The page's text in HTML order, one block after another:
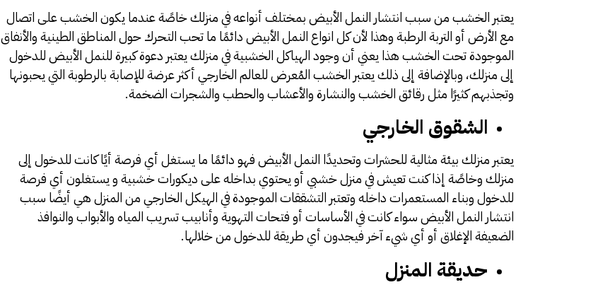
يعتبر الخشب من سبب انتشار النمل الأبيض بمختلف أنواعه في منزلك خاصًة عندما يكون الخشب على اتصال
مع الأرض أو التربة الرطبة وهذا لأن كل انواع النمل الأبيض دائمًا ما تحب التحرك حول المناطق الطينية والأنفاق
الموجودة تحت الخشب هذا يعني أن وجود الهياكل الخشبية في منزلك يعتبر دعوة كبيرة للنمل الأبيض للدخول
إلى منزلك، وبالإضافة إلى ذلك يعتبر الخشب المُعرض للعالم الخارجي أكثر عرضة للإصابة بالرطوبة التي يحبونها
وتجذبهم كثيرًا مثل رقائق الخشب والنشارة والأعشاب والحطب والشجرات الضخمة.
الشقوق الخارجي
يعتبر منزلك بيئة مثالية للحشرات وتحديدًا النمل الأبيض فهو دائمًا ما يستغل أي فرصة أيًا كانت للدخول إلى
منزلك وخاصًة إذا كنت تعيش في منزل خشبي أو يحتوي بداخله على ديكورات خشبية و يستغلون أي فرصة
للدخول وبناء المستعمرات داخله وتعتبر التشققات الموجودة في الهيكل الخارجي من المنزل هي أيضًا سبب
انتشار النمل الأبيض سواء كانت في الأساسات أو فتحات التهوية وأنابيب تسريب المياه والأبواب والنوافذ
الضعيفة الإغلاق أو أي شيء آخر فيجدون أي طريقة للدخول من خلالها.
حديقة المنزل